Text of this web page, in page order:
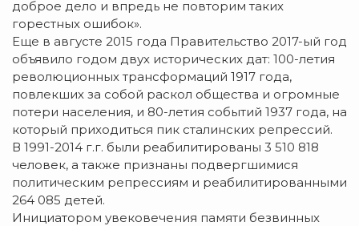
доброе дело и впредь не повторим таких
горестных ошибок».
Еще в августе 2015 года Правительство 2017-ый год
объявило годом двух исторических дат: 100-летия
революционных трансформаций 1917 года,
повлекших за собой раскол общества и огромные
потери населения, и 80-летия событий 1937 года, на
который приходиться пик сталинских репрессий.
В 1991-2014 г.г. были реабилитированы 3 510 818
человек, а также признаны подвергшимися
политическим репрессиям и реабилитированными
264 085 детей.
Инициатором увековечения памяти безвинных